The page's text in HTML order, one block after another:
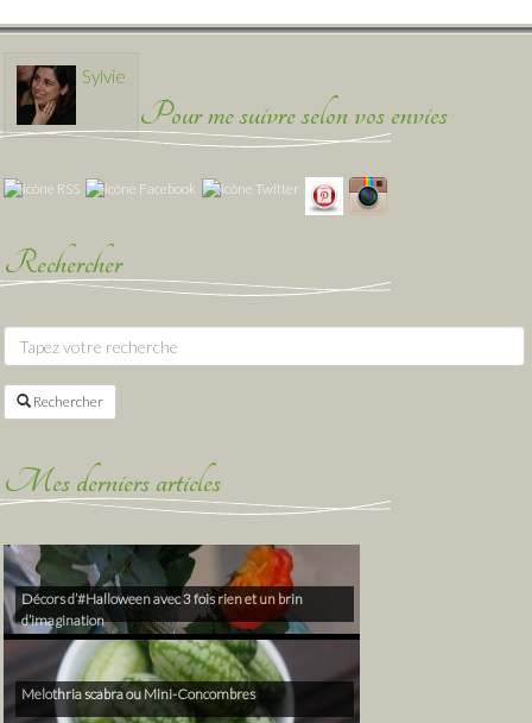
Sylvie
Pour me suivre selon vos envies
Rechercher
Rechercher
Mes derniers articles
Décors d’#Halloween avec 3 fois rien et un brin
d’imagination
Melothria scabra ou Mini-Concombres